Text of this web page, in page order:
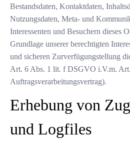
Bestandsdaten, Kontaktdaten,
Nutzungsdaten, Meta- und
Interessenten und Besuchern dieses
Grundlage unserer berechtigten
und sicheren Zurverfügungstellung
Art. 6 Abs. 1 lit. f DSGVO i.V.m.
Auftragsverarbeitungsvertrag).
Erhebung von
und Logfiles